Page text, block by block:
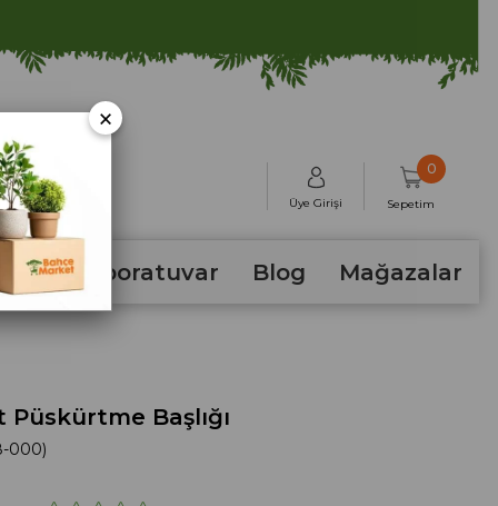
Üye Girişi Sepetim
0
Laboratuvar Blog Mağazalar
Püskürtme Başlığı
000)
×